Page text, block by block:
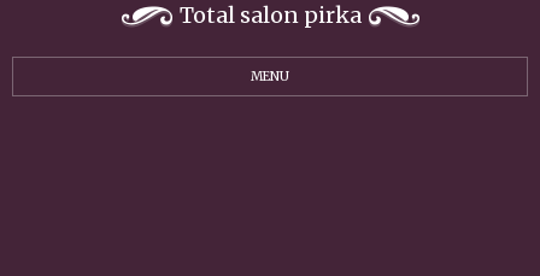
Total salon pirka
MENU